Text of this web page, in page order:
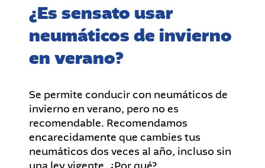
¿Es sensato usar
neumáticos de invierno
en verano?
Se permite conducir con neumáticos de
invierno en verano, pero no es
recomendable. Recomendamos
encarecidamente que cambies tus
neumáticos dos veces al año, incluso sin